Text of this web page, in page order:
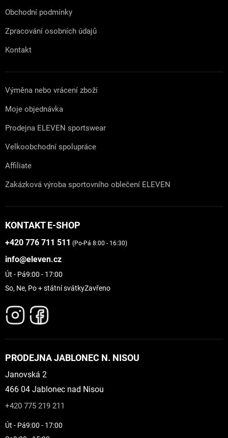
Obchodní podmínky
Zpracování osobních údajů
Kontakt
Výměna nebo vrácení zboží
Moje objednávka
Prodejna ELEVEN sportswear
Velkoobchodní spolupráce
Affiliate
Zakázková výroba sportovního oblečení ELEVEN
KONTAKT E-SHOP
+420 776 711 511 (Po-Pá 8:00 - 16:30)
info@eleven.cz
Út - Pá9:00 - 17:00
So, Ne, Po + státní svátkyZavřeno
PRODEJNA JABLONEC N. NISOU
Janovská 2
466 04 Jablonec nad Nisou
+420 775 219 211
Út - Pá9:00 - 17:00